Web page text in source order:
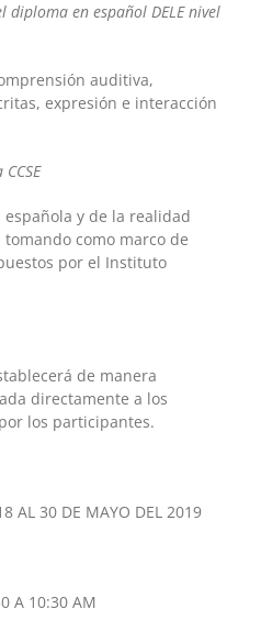
en español DELE nivel
auditiva,
expresión e interacción
y de la realidad
como marco de
por el Instituto
de manera
directamente a los
los participantes.
AL 30 DE MAYO DEL 2019
A 10:30 AM